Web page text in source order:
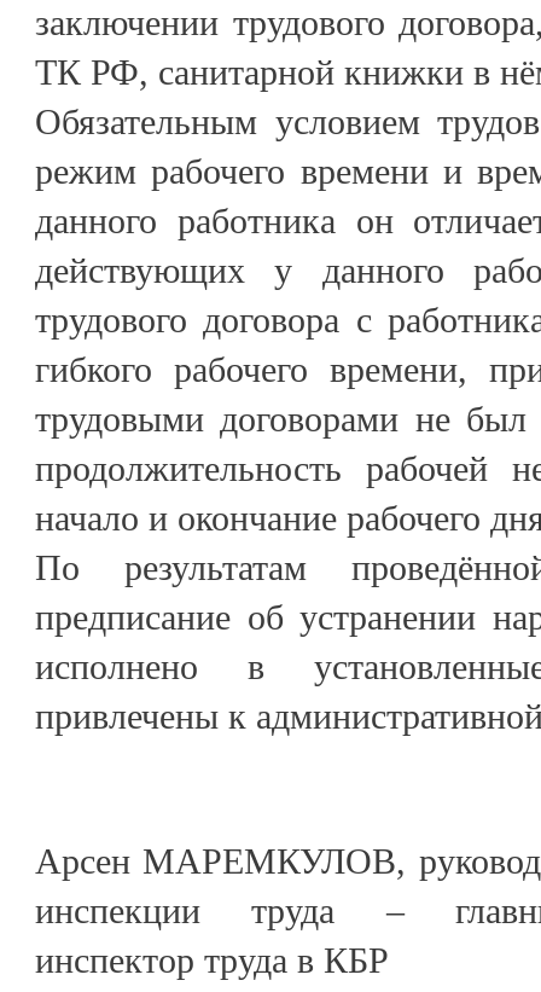
заключении трудового
ТК РФ, санитарной книжки в
Обязательным условием
режим рабочего времени и
данного работника он
действующих у данного
трудового договора с
гибкого рабочего времени,
трудовыми договорами не был
продолжительность рабочей
начало и окончание рабочего
По результатам
предписание об устранении
исполнено в
привлечены к
Арсен МАРЕМКУЛОВ,
инспекции труда –
инспектор труда в КБР